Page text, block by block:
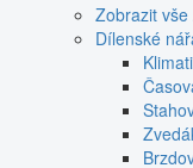
Zobrazit vše
Dílenské